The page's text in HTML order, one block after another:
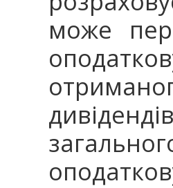
може